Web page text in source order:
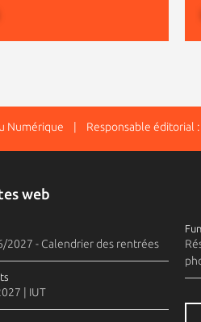
| Responsable éditorial :
web
2027 - Calendrier des rentrées
| IUT